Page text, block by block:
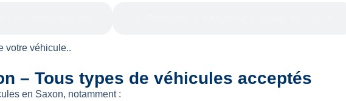
votre véhicule..
– Tous types de véhicules acceptés
en Saxon, notamment :